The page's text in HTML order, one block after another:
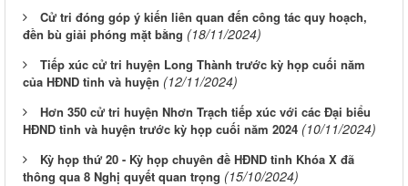
Cử tri đóng góp ý kiến liên quan đến công tác quy hoạch,
đền bù giải phóng mặt bằng (18/11/2024)
Tiếp xúc cử tri huyện Long Thành trước kỳ họp cuối năm
của HĐND tỉnh và huyện (12/11/2024)
Hơn 350 cử tri huyện Nhơn Trạch tiếp xúc với các Đại biểu
HĐND tỉnh và huyện trước kỳ họp cuối năm 2024 (10/11/2024)
Kỳ họp thứ 20 - Kỳ họp chuyên đề HĐND tỉnh Khóa X đã
thông qua 8 Nghị quyết quan trọng (15/10/2024)